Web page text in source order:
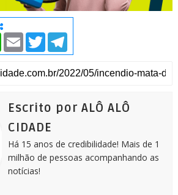
W
h
a
t
s
E
m
a
l
T
i
t
t
T
l
e
g
m
Escrito por ALÔ ALÔ
CIDADE
Há 15 anos de credibilidade! Mais de 1
milhão de pessoas acompanhando as
notícias!